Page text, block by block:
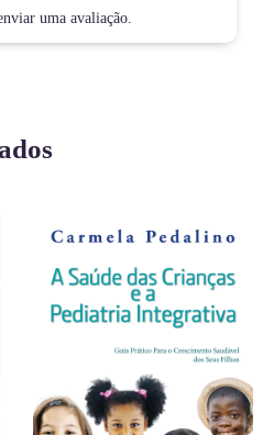
uma avaliação.